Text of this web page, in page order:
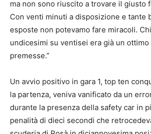
ma non sono riuscito a trovare il giusto
Con venti minuti a disposizione e tante
esposte non potevamo fare miracoli.
undicesimi su ventisei era già un
premesse.”
Un avvio positivo in gara 1, top ten
la partenza, veniva vanificato da un
durante la presenza della safety car in
penalità di dieci secondi che